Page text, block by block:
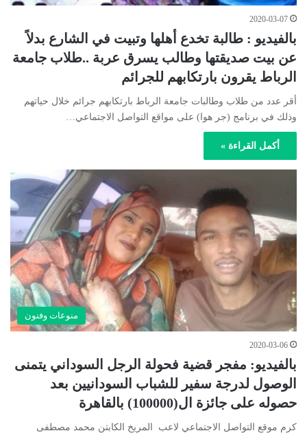
2020-03-07
بالفيديو : طالبة تخدع أهلها وتبيت في الشارع بدلاً
عن بيت صديقتها وطالب يسرق عربة ..طلاب جامعة
الرباط يقرون بارتكابهم للجرائم
أقر عدد من طلاب وطالبات جامعة الرباط بارتكابهم جرائم خلال حياتهم
وذلك في برنامج (جر هوا) على مواقع التواصل الاجتماعي…
أكمل القراءة »
منوعات وفنون
2020-03-06
بالفيديو: مفجر قضية فحولة الرجل السوداني يتمنى
الوصول لدرجة سفير للشباب السودانيين بعد
حصوله على جائزة ال(100000) بالقاهرة
كرم موقع التواصل الاجتماعي لاعب المريخ الكابتن محمد مصطفى